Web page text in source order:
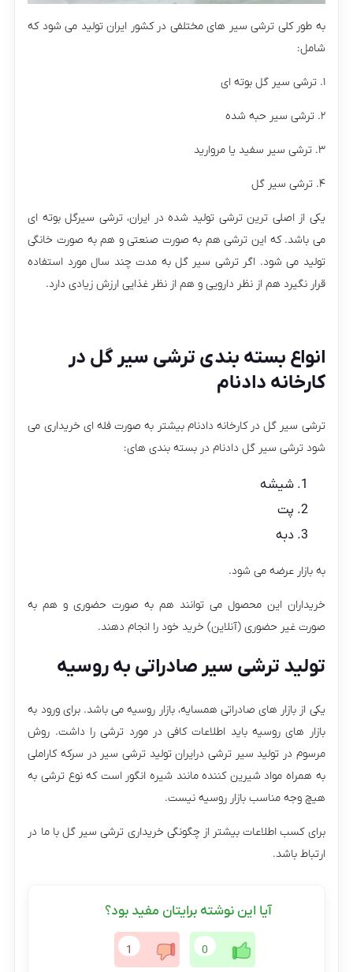
به طور کلی ترشی سیر های مختلفی در کشور ایران تولید می شود که
شامل:
۱. ترشی سیر گل بوته ای
۲. ترشی سیر حبه شده
۳. ترشی سیر سفید یا مروارید
۴. ترشی سیر گل
یکی از اصلی ترین ترشی تولید شده در ایران، ترشی سیرگل بوته ای
می باشد. که این ترشی هم به صورت صنعتی و هم به صورت خانگی
تولید می شود. اگر ترشی سیر گل به مدت چند سال مورد استفاده
قرار نگیرد هم از نظر دارویی و هم از نظر غذایی ارزش زیادی دارد.
انواع بسته بندی ترشی سیر گل در
کارخانه دادنام
ترشی سیر گل در کارخانه دادنام بیشتر به صورت فله ای خریداری می
شود ترشی سیر گل دادنام در بسته بندی های:
شیشه
پت
دبه
به بازار عرضه می شود.
خریداران این محصول می توانند هم به صورت حضوری و هم به
صورت غیر حضوری (آنلاین) خرید خود را انجام دهند.
تولید ترشی سیر صادراتی به روسیه
یکی از بازار های صادراتی همسایه، بازار روسیه می باشد. برای ورود به
بازار های روسیه باید اطلاعات کافی در مورد ترشی را داشت. روش
مرسوم در تولید سیر ترشی درایران تولید ترشی سیر در سرکه کاراملی
به همراه مواد شیرین کننده مانند شیره انگور است که نوع ترشی به
هیچ وجه مناسب بازار روسیه نیست.
برای کسب اطلاعات بیشتر از چگونگی خریداری ترشی سیر گل با ما در
ارتباط باشد.
آیا این نوشته برایتان مفید بود؟
0
1